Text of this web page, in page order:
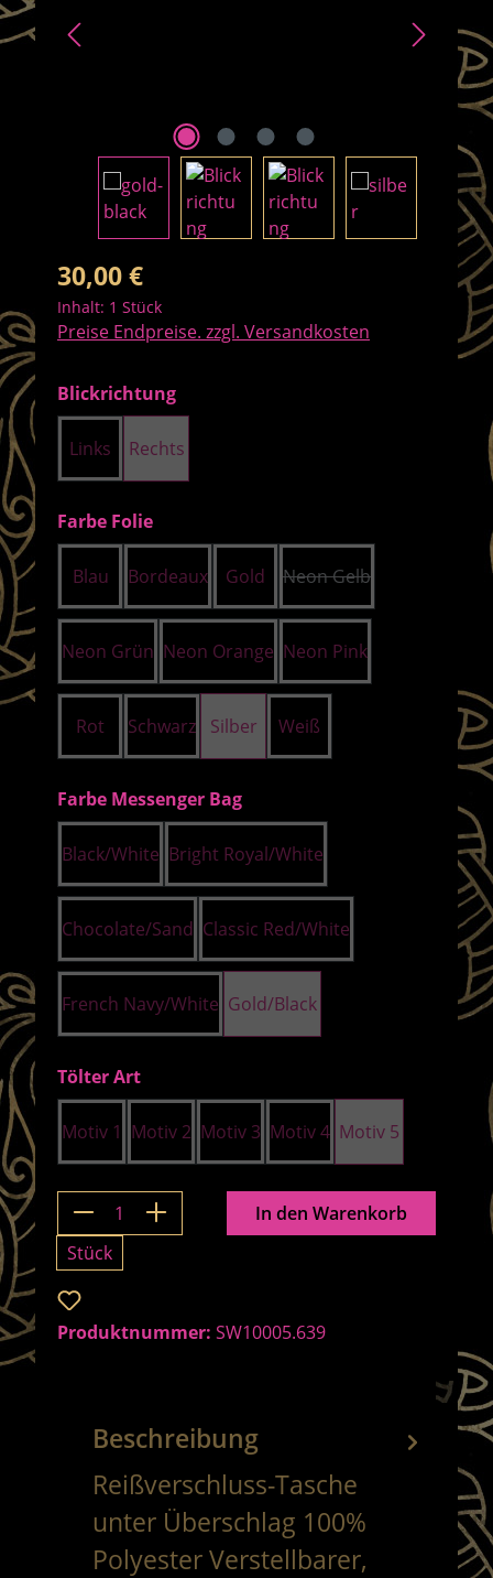
Regulärer Preis:
30,00 €
Inhalt: 1 Stück
Preise Endpreise. zzgl. Versandkosten
Blickrichtungauswählen
Links Rechts
Farbe Folieauswählen
Blau Bordeaux Gold Neon Gelb(Diese Option ist
Neon Grün Neon Orange Neon Pink
Rot Schwarz Silber Weiß
Farbe Messenger Bagauswählen
Black/White Bright Royal/White
Chocolate/Sand Classic Red/White
French Navy/White Gold/Black
Tölter Artauswählen
Motiv 1 Motiv 2 Motiv 3 Motiv 4 Motiv 5
Produkt Anzahl: Gib den
Stück
In den Warenkorb
Produktnummer: SW10005.639
Beschreibung
Reißverschluss-Tasche
unter Überschlag 100%
Polyester Verstellbarer,